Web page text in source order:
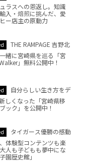
ラスへの恩返し。知識
入・焙煎に挑んだ、愛
ー店主の原動力
THE RAMPAGE 吉野北
緒に宮崎県を巡る「宮
」無料公開中！
自分らしい生き方をデ
しくなった「宮崎県移
ック」を公開中！
タイガース優勝の感動
体験型コンテンツも楽
人も子どもも夢中にな
園歴史館」